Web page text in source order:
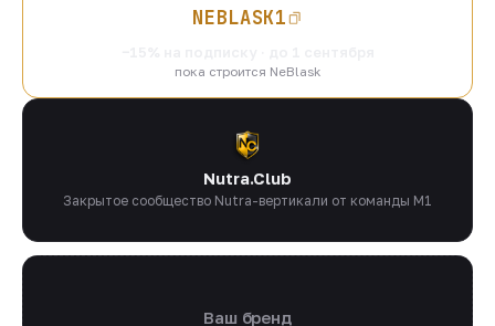
NEBLASK1
пока строится NeBlask
Nutra.Club
Закрытое сообщество Nutra-вертикали от команды M1
Ваш бренд